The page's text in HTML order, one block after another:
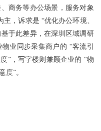
商务等办公场景，服务对象
，诉求是 “优化办公环境、
于此差异，在深圳区域调研
业同步采集商户的 “客流引
”，写字楼则兼顾企业的 “物
度”。